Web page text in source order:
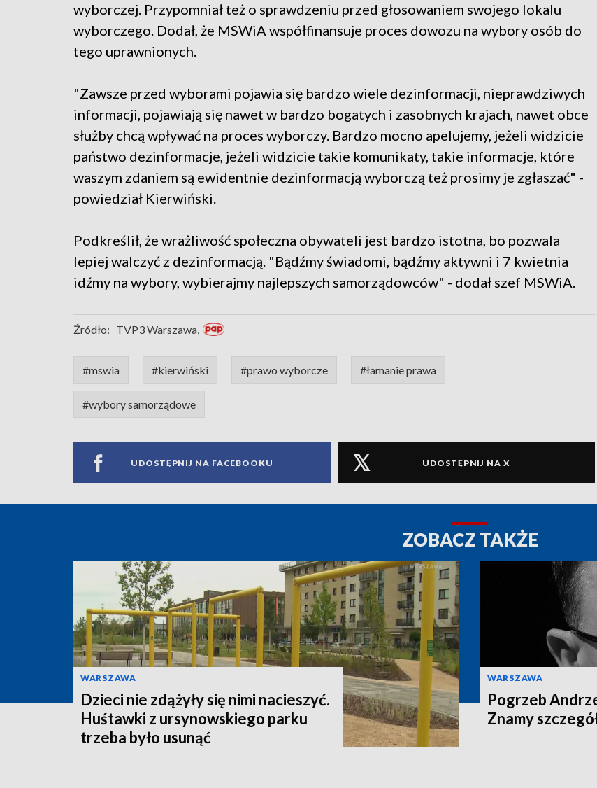
wyborczej. Przypomniał też o sprawdzeniu przed głosowaniem swojego lokalu
wyborczego. Dodał, że MSWiA współfinansuje proces dowozu na wybory osób do
tego uprawnionych.
"Zawsze przed wyborami pojawia się bardzo wiele dezinformacji, nieprawdziwych
informacji, pojawiają się nawet w bardzo bogatych i zasobnych krajach, nawet obce
służby chcą wpływać na proces wyborczy. Bardzo mocno apelujemy, jeżeli widzicie
państwo dezinformacje, jeżeli widzicie takie komunikaty, takie informacje, które
waszym zdaniem są ewidentnie dezinformacją wyborczą też prosimy je zgłaszać" -
powiedział Kierwiński.
Podkreślił, że wrażliwość społeczna obywateli jest bardzo istotna, bo pozwala
lepiej walczyć z dezinformacją. "Bądźmy świadomi, bądźmy aktywni i 7 kwietnia
idźmy na wybory, wybierajmy najlepszych samorządowców" - dodał szef MSWiA.
Źródło: TVP3 Warszawa,
#mswia #kierwiński #prawo wyborcze #łamanie prawa
#wybory samorządowe
UDOSTĘPNIJ NA FACEBOOKU UDOSTĘPNIJ NA X
ZOBACZ TAKŻE
WARSZAWA
Dzieci nie zdążyły się nimi nacieszyć.
Huśtawki z ursynowskiego parku
trzeba było usunąć
WARSZAWA
Pogrzeb
Znamy